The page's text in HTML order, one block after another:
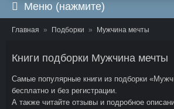
Меню (нажмите)
Главная Подборки Мужчина мечты
Книги подборки Мужчина мечты
Самые популярные книги из подборки
бесплатно и без регистрации.
А также читайте отзывы и подробное